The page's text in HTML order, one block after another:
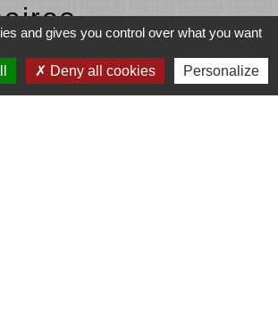
agricole pour le
rural (Union européenne)
and gives you control over what you want
Deny all cookies Personalize